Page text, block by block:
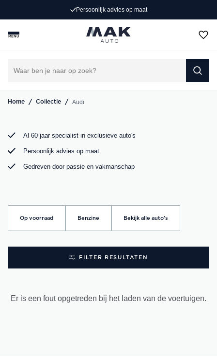
Persoonlijk advies op maat
MENU
Home / Collectie / Audi
Op zoek naar een exclusieve Audi occasion? Bij MAK
Auto vind je een zorgvuldig geselecteerd aanbod, van de
sportieve Audi A3 tot de krachtige Audi RS6. Bekijk ons
Al 60 jaar specialist in exclusieve auto's
Persoonlijk advies op maat
Gedreven door passie en vakmanschap
Op voorraad Benzine Bekijk alle auto's
FILTER RESULTATEN
Er is een fout opgetreden bij het laden van de voertuigen.